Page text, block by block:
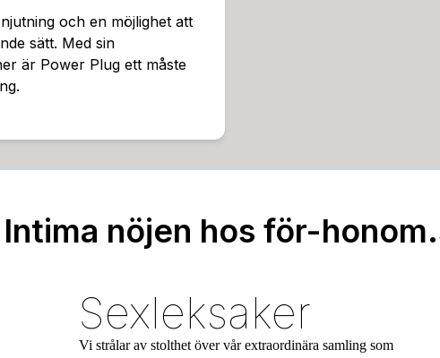
och en möjlighet att
sätt. Med sin
är Power Plug ett måste
Intima nöjen hos för-
Sexleksaker
Vi strålar av stolthet över vår extraordinära samling som